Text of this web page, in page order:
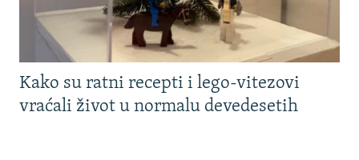
Kako su ratni recepti i lego-vitezovi
vraćali život u normalu devedesetih